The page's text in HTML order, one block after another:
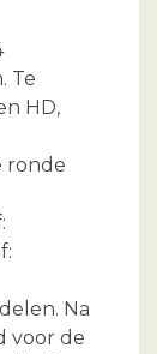
Te
HD,
ronde
Na
voor de